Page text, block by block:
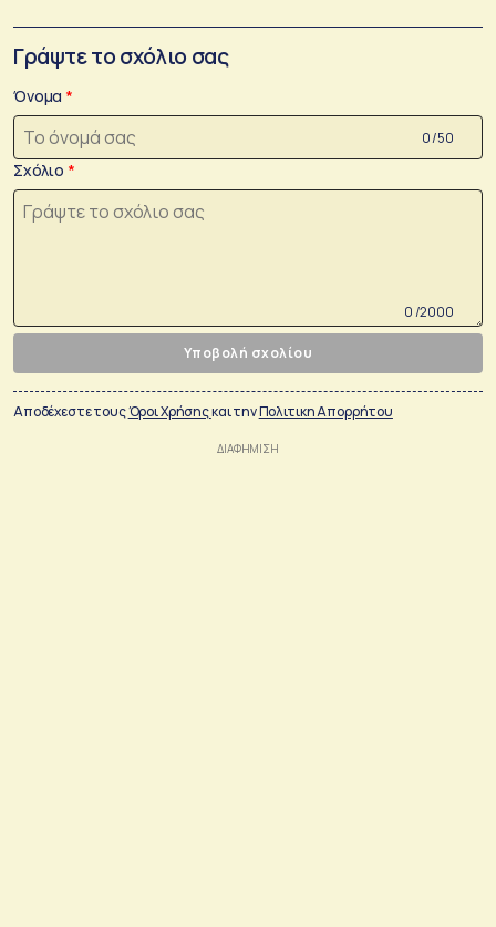
Γράψτε το σχόλιο σας
Όνομα
0 /50
Σχόλιο
0 /2000
Υποβολή σχολίου
Αποδέχεστε τουςΌροι Χρήσηςκαι τηνΠολιτικη Απορρήτου